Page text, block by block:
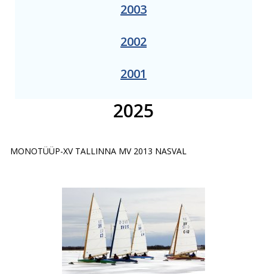
2003
2002
2001
2025
MONOTÜÜP-XV TALLINNA MV 2013 NASVAL